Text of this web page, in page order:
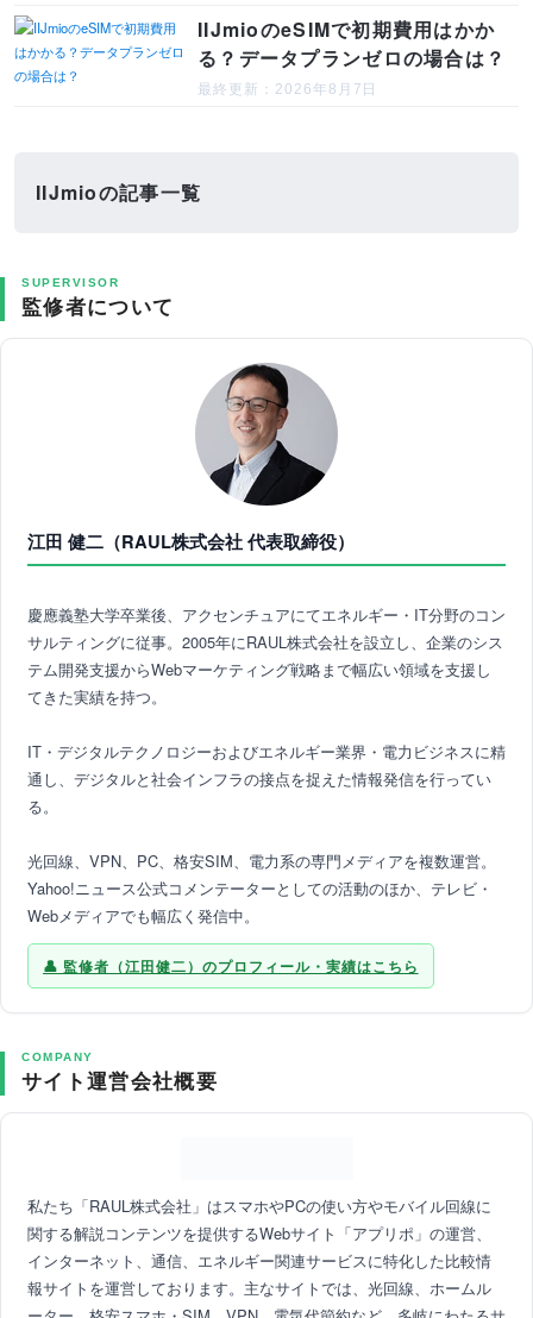
IIJmioのeSIMで初期費用はかか
る？データプランゼロの場合は？
最終更新：2026年8月7日
IIJmioの記事一覧
SUPERVISOR
監修者について
江田 健二（RAUL株式会社 代表取締役）
慶應義塾大学卒業後、アクセンチュアにてエネルギー・IT分野のコン
サルティングに従事。2005年にRAUL株式会社を設立し、企業のシス
テム開発支援からWebマーケティング戦略まで幅広い領域を支援し
てきた実績を持つ。
IT・デジタルテクノロジーおよびエネルギー業界・電力ビジネスに精
通し、デジタルと社会インフラの接点を捉えた情報発信を行ってい
る。
光回線、VPN、PC、格安SIM、電力系の専門メディアを複数運営。
Yahoo!ニュース公式コメンテーターとしての活動のほか、テレビ・
Webメディアでも幅広く発信中。
監修者（江田健二）のプロフィール・実績はこちら
COMPANY
サイト運営会社概要
私たち「RAUL株式会社」はスマホやPCの使い方やモバイル回線に
関する解説コンテンツを提供するWebサイト「アプリポ」の運営、
インターネット、通信、エネルギー関連サービスに特化した比較情
報サイトを運営しております。主なサイトでは、光回線、ホームル